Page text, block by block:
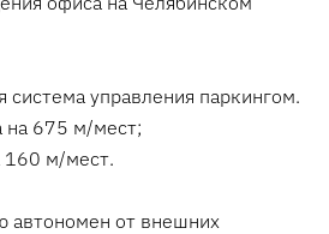
система управления паркингом.
на 675 м/мест;
160 м/мест.
автономен от внешних